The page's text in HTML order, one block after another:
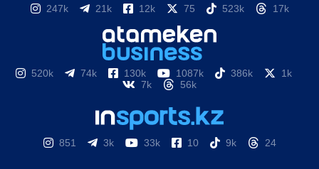
247k 21k 12k 75 523k 17k
520k 74k 130k 1087k 386k
1k
7k
56k
851 3k 33k 10 9k 24